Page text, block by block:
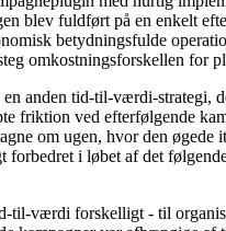
blev fuldført på en enkelt
betydningsfulde
omkostningsforskellen for
anden tid-til-værdi-strategi,
friktion ved efterfølgende
om ugen, hvor den
i løbet af det
til-værdi forskelligt - til